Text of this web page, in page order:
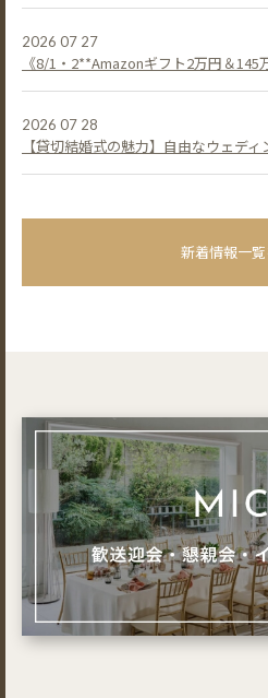
2026 07 27
《8/1・2**Amazonギフト2万円＆145
2026 07 28
【貸切結婚式の魅力】自由なウェデ
新着情報一